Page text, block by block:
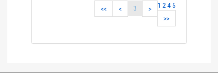
<< < 1 2
3 4 5
>
>>